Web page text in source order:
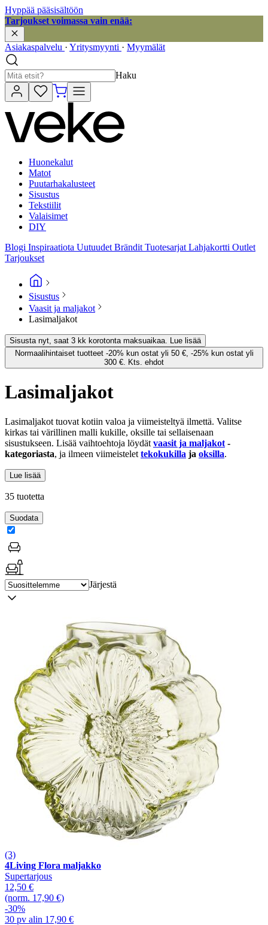
Hyppää pääsisältöön
Tarjoukset voimassa vain enää:
Asiakaspalvelu · Yritysmyynti · Myymälät
Haku
Huonekalut
Matot
Puutarhakalusteet
Sisustus
Tekstiilit
Valaisimet
DIY
Blogi Inspiraatiota Uutuudet Brändit Tuotesarjat Lahjakortti Outlet
Tarjoukset
Sisustus
Vaasit ja maljakot
Lasimaljakot
Sisusta nyt, saat 3 kk korotonta maksuaikaa. Lue lisää
Normaalihintaiset tuotteet -20% kun ostat yli 50 €, -25% kun ostat yli
300 €. Kts. ehdot
Lasimaljakot
Lasimaljakot tuovat kotiin valoa ja viimeisteltyä ilmettä. Valitse
kirkas tai värillinen malli kukille, oksille tai sellaisenaan
sisustukseen. Lisää vaihtoehtoja löydät vaasit ja maljakot -
kategoriasta, ja ilmeen viimeistelet tekokukilla ja oksilla.
Lue lisää
35 tuotetta
Suodata
Järjestä
(3)
4Living Flora maljakko
Supertarjous
12,50 €
(norm. 17,90 €)
-30%
30 pv alin 17,90 €